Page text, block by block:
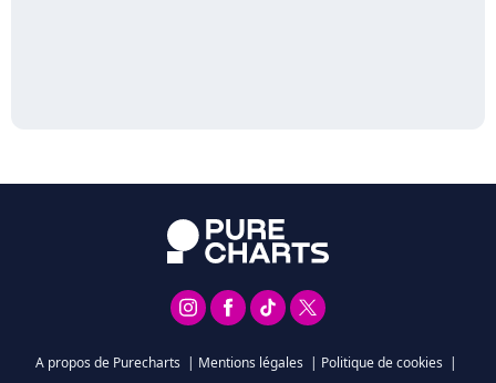
A propos de Purecharts | Mentions légales | Politique de cookies |